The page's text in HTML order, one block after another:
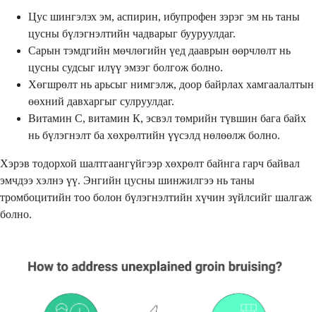
Цус шингэлэх эм, аспирин, ибупрофен зэрэг эм нь таны
цусны бүлэгнэлтийн чадварыг бууруулдаг.
Сарын тэмдгийн мөчлөгийн үед дааврын өөрчлөлт нь
цусны судсыг илүү эмзэг болгож болно.
Хөгшрөлт нь арьсыг нимгэлж, доор байрлах хамгаалалтын
өөхний давхаргыг сулруулдаг.
Витамин С, витамин К, эсвэл төмрийн түвшин бага байх
нь бүлэгнэлт ба хөхрөлтийн үүсэлд нөлөөлж болно.
Хэрэв тодорхой шалтгаангүйгээр хөхрөлт байнга гарч байвал
эмчдээ хэлнэ үү. Энгийн цусны шинжилгээ нь таны
тромбоцитийн тоо болон бүлэгнэлтийн хүчин зүйлсийг шалгаж
болно.